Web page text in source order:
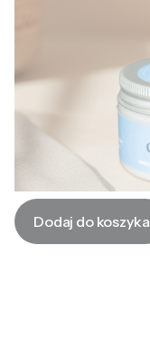
Dodaj do koszyka